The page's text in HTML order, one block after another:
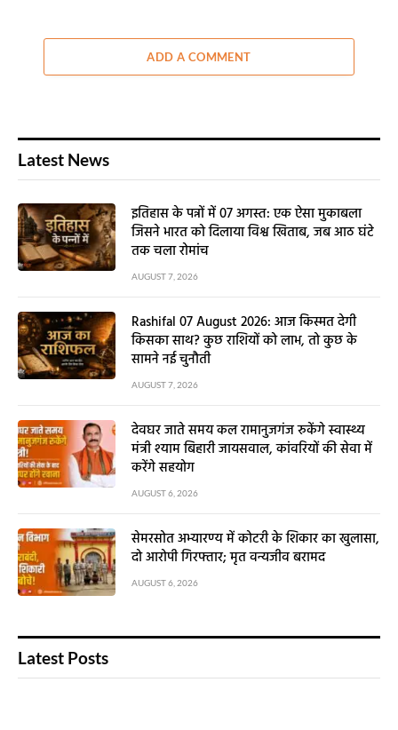
ADD A COMMENT
Latest News
इतिहास के पन्नों में 07 अगस्त: एक ऐसा मुकाबला
जिसने भारत को दिलाया विश्व खिताब, जब आठ घंटे
तक चला रोमांच
AUGUST 7, 2026
Rashifal 07 August 2026: आज किस्मत देगी
किसका साथ? कुछ राशियों को लाभ, तो कुछ के
सामने नई चुनौती
AUGUST 7, 2026
देवघर जाते समय कल रामानुजगंज रुकेंगे स्वास्थ्य
मंत्री श्याम बिहारी जायसवाल, कांवरियों की सेवा में
करेंगे सहयोग
AUGUST 6, 2026
सेमरसोत अभ्यारण्य में कोटरी के शिकार का खुलासा,
दो आरोपी गिरफ्तार; मृत वन्यजीव बरामद
AUGUST 6, 2026
Latest Posts